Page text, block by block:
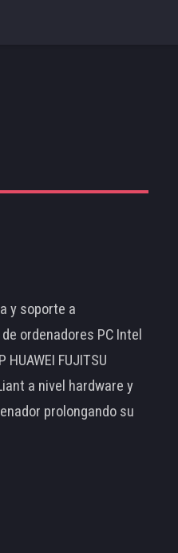
y soporte a
ordenadores PC Intel
FUJITSU
a nivel hardware y
prolongando su